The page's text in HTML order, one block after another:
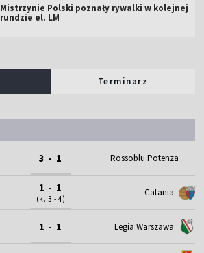
Mistrzynie Polski poznały rywalki w kolejnej
rundzie el. LM
Terminarz
3 - 1 Rossoblu Potenza
1 - 1
(k. 3 - 4)
Catania
1 - 1 Legia Warszawa